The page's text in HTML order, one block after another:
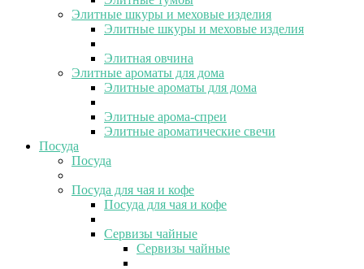
Элитные шкуры и меховые изделия
Элитные шкуры и меховые изделия
Элитная овчина
Элитные ароматы для дома
Элитные ароматы для дома
Элитные арома-спреи
Элитные ароматические свечи
Посуда
Посуда
Посуда для чая и кофе
Посуда для чая и кофе
Сервизы чайные
Сервизы чайные